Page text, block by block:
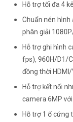
Hỗ trợ tối đa 4
Chuẩn nén hình
phân giải
Hỗ trợ ghi hình
fps), 960H/D1/
đồng thời HDMI/
Hỗ trợ kết nối
camera 6MP
Hỗ trợ 1 ổ cứng